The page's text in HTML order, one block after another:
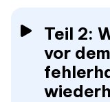
Teil 2:
vor